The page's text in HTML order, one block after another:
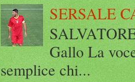
SERSALE
Gallo La
semplice chi...